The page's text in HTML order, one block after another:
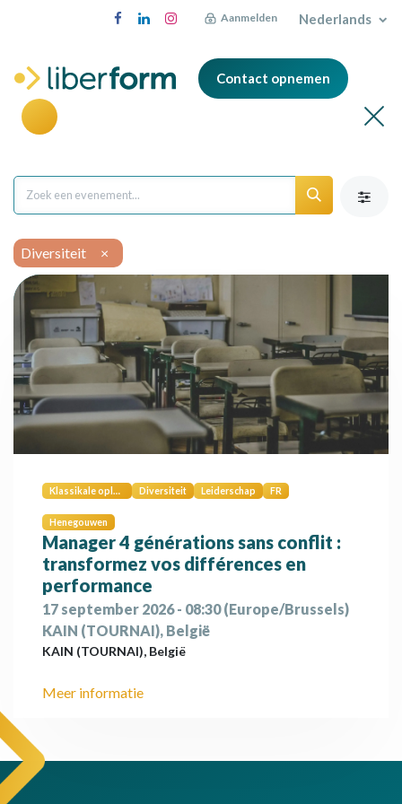
Aanmelden Nederlands
Contact opnemen
Diversiteit ×
Klassikale opleiding Diversiteit Leiderschap FR
Henegouwen
Manager 4 générations sans conflit :
transformez vos différences en
performance
17 september 2026- 08:30(Europe/Brussels)
KAIN (TOURNAI), België
KAIN (TOURNAI), België
Meer informatie